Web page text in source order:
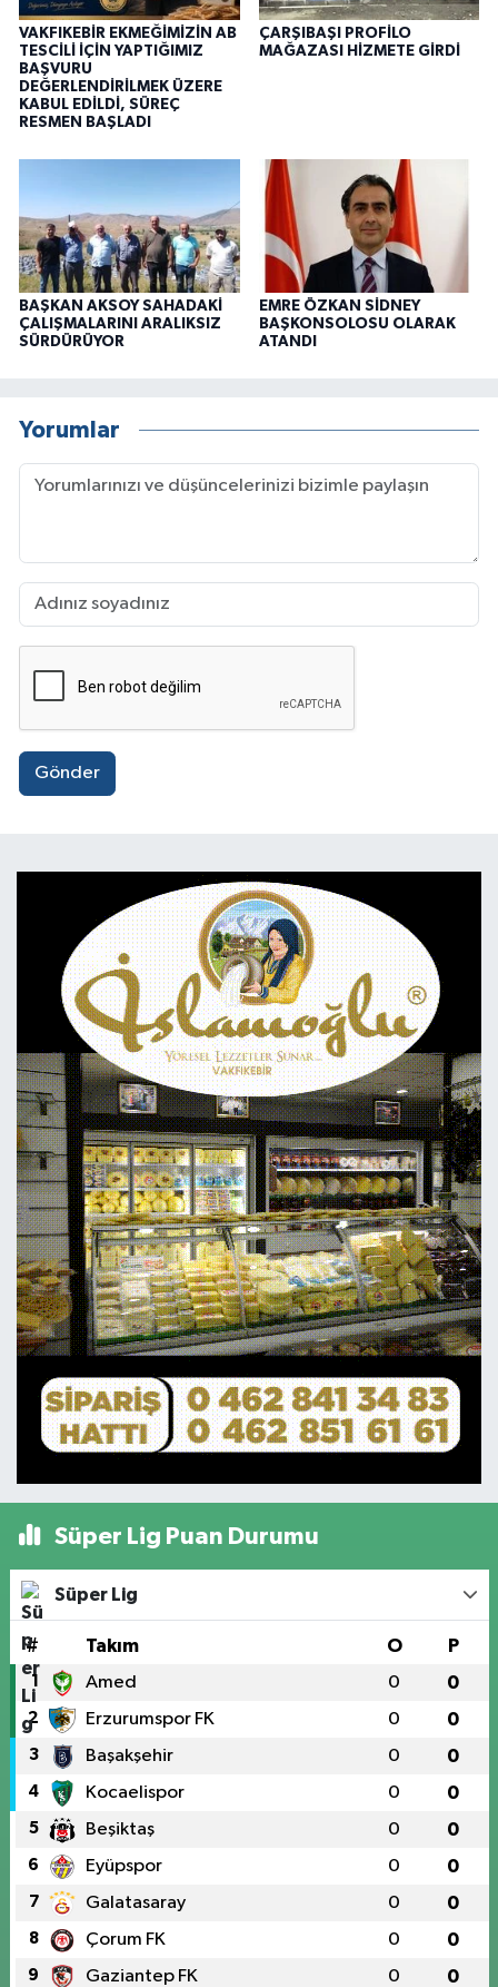
VAKFIKEBİR EKMEĞİMİZİN AB
TESCİLİ İÇİN YAPTIĞIMIZ
BAŞVURU
DEĞERLENDİRİLMEK ÜZERE
KABUL EDİLDİ, SÜREÇ
RESMEN BAŞLADI
ÇARŞIBAŞI PROFİLO
MAĞAZASI HİZMETE GİRDİ
BAŞKAN AKSOY SAHADAKİ
ÇALIŞMALARINI ARALIKSIZ
SÜRDÜRÜYOR
EMRE ÖZKAN SİDNEY
BAŞKONSOLOSU OLARAK
ATANDI
Yorumlar
Gönder
Süper Lig Puan Durumu
Süper Lig
# Takım O P
1 Amed 0 0
2 Erzurumspor FK 0 0
3 Başakşehir 0 0
4 Kocaelispor 0 0
5 Beşiktaş 0 0
6 Eyüpspor 0 0
7 Galatasaray 0 0
8 Çorum FK 0 0
9 Gaziantep FK 0 0